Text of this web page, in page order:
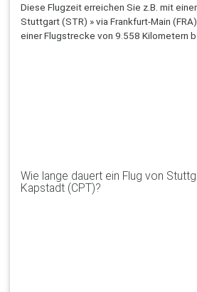
Diese Flugzeit erreichen Sie z.B. mit
Stuttgart (STR) » via Frankfurt-Main
einer Flugstrecke von 9.558 Kilometern
Wie lange dauert ein Flug von
Kapstadt (CPT)?